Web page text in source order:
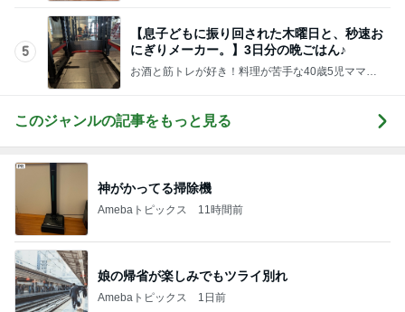
5
【息子どもに振り回された木曜日と、秒速お
にぎりメーカー。】3日分の晩ごはん♪
お酒と筋トレが好き！料理が苦手な40歳5児ママ主
このジャンルの記事をもっと見る
神がかってる掃除機
Amebaトピックス 11時間前
娘の帰省が楽しみでもツライ別れ
Amebaトピックス 1日前